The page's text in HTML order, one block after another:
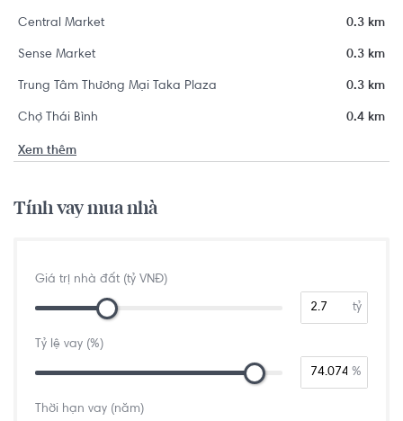
Central Market 0.3 km
Sense Market 0.3 km
Trung Tâm Thương Mại Taka Plaza 0.3 km
Chợ Thái Bình 0.4 km
Xem thêm
Tính vay mua nhà
Giá trị nhà đất (tỷ VNĐ)
tỷ
Tỷ lệ vay (%)
%
Thời hạn vay (năm)